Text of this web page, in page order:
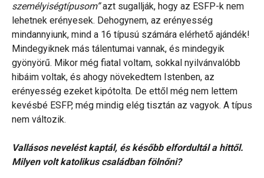
személyiségtípusom”azt sugallják, hogy az ESFP-k nem
lehetnek erényesek. Dehogynem, az erényesség
mindannyiunk, mind a 16 típusú számára elérhető ajándék!
Mindegyiknek más tálentumai vannak, és mindegyik
gyönyörű. Mikor még fiatal voltam, sokkal nyilvánvalóbb
hibáim voltak, és ahogy növekedtem Istenben, az
erényesség ezeket kipótolta. De ettől még nem lettem
kevésbé ESFP, még mindig elég tisztán az vagyok. A típus
nem változik.
Vallásos nevelést kaptál, és később elfordultál a hittől.
Milyen volt katolikus családban fölnőni?